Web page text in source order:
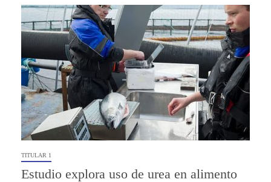
TITULAR 1
Estudio explora uso de urea en alimento